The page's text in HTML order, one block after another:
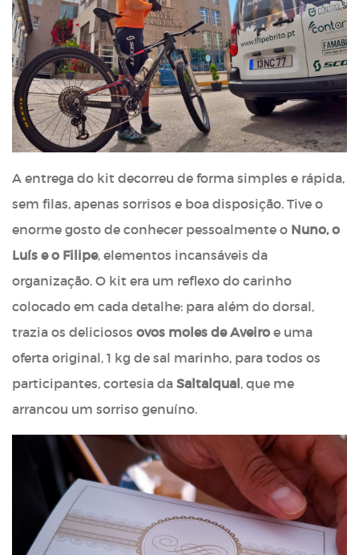
A entrega do kit decorreu de forma simples e rápida,
sem filas, apenas sorrisos e boa disposição. Tive o
enorme gosto de conhecer pessoalmente o Nuno, o
Luís e o Filipe, elementos incansáveis da
organização. O kit era um reflexo do carinho
colocado em cada detalhe: para além do dorsal,
trazia os deliciosos ovos moles de Aveiro e uma
oferta original, 1 kg de sal marinho, para todos os
participantes, cortesia da Saltalqual, que me
arrancou um sorriso genuíno.